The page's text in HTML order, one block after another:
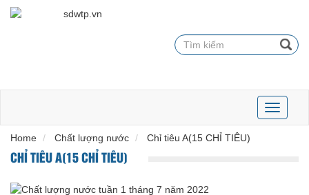
Toggle
Home
Chất lượng nước Chỉ tiêu A(15 CHỈ TIÊU)
CHỈ TIÊU A(15 CHỈ TIÊU)